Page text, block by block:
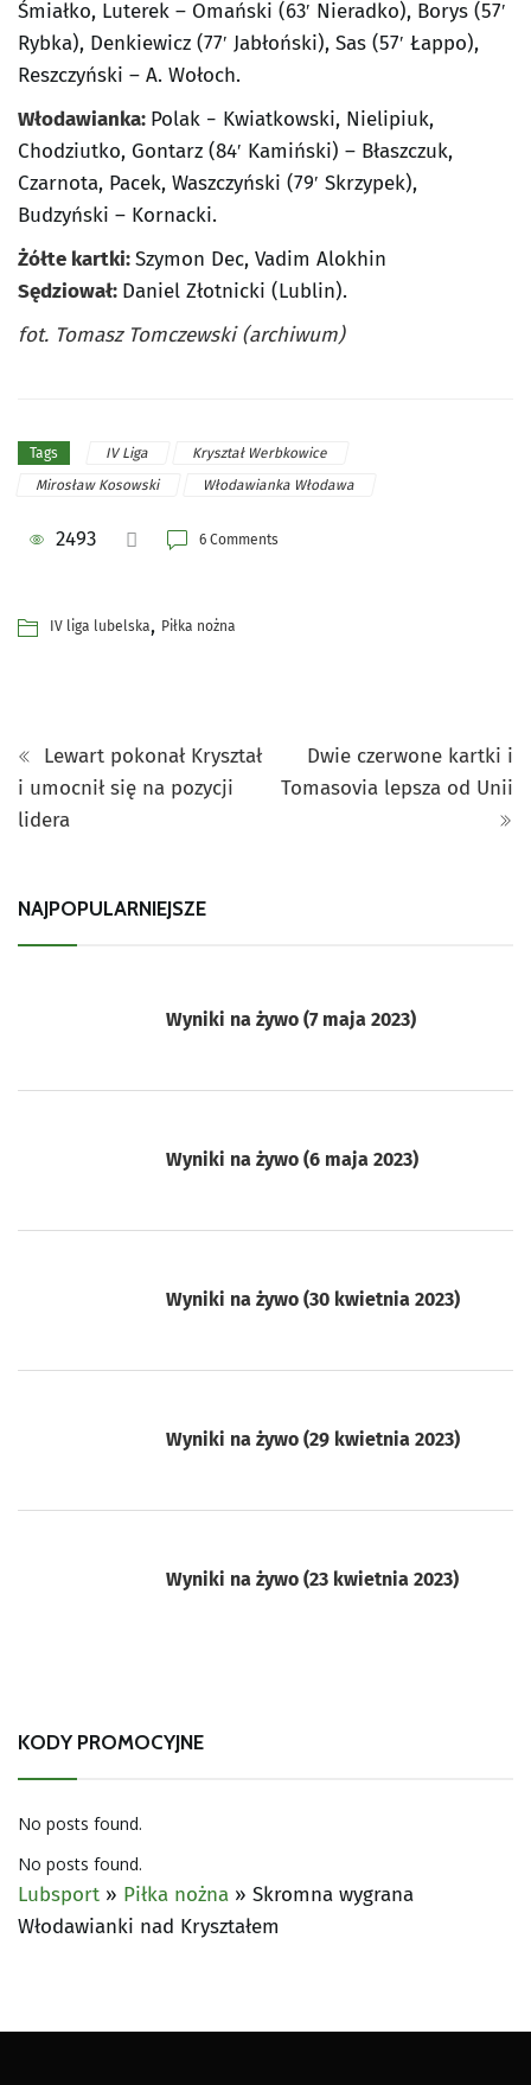
Śmiałko, Luterek – Omański (63′ Nieradko), Borys (57′
Rybka), Denkiewicz (77′ Jabłoński), Sas (57′ Łappo),
Reszczyński – A. Wołoch.
Włodawianka: Polak − Kwiatkowski, Nielipiuk,
Chodziutko, Gontarz (84′ Kamiński) – Błaszczuk,
Czarnota, Pacek, Waszczyński (79′ Skrzypek),
Budzyński – Kornacki.
Żółte kartki:Szymon Dec, Vadim Alokhin
Sędziował: Daniel Złotnicki (Lublin).
fot. Tomasz Tomczewski (archiwum)
Tags IV Liga
Kryształ Werbkowice
Mirosław Kosowski
Włodawianka Włodawa
2493 6 Comments
IV liga lubelska, Piłka nożna
Lewart pokonał Kryształ
i umocnił się na pozycji
lidera
Dwie czerwone kartki i
Tomasovia lepsza od Unii
NAJPOPULARNIEJSZE
Wyniki na żywo (7 maja 2023)
Wyniki na żywo (6 maja 2023)
Wyniki na żywo (30 kwietnia 2023)
Wyniki na żywo (29 kwietnia 2023)
Wyniki na żywo (23 kwietnia 2023)
KODY PROMOCYJNE
No posts found.
No posts found.
Lubsport » Piłka nożna » Skromna wygrana
Włodawianki nad Kryształem